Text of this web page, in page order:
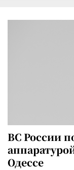
ВС России
Одессе